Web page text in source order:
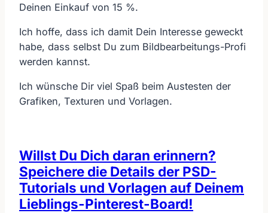
Deinen Einkauf von 15 %.
Ich hoffe, dass ich damit Dein Interesse geweckt
habe, dass selbst Du zum Bildbearbeitungs-Profi
werden kannst.
Ich wünsche Dir viel Spaß beim Austesten der
Grafiken, Texturen und Vorlagen.
Willst Du Dich daran erinnern?
Speichere die Details der PSD-
Tutorials und Vorlagen auf Deinem
Lieblings-Pinterest-Board!